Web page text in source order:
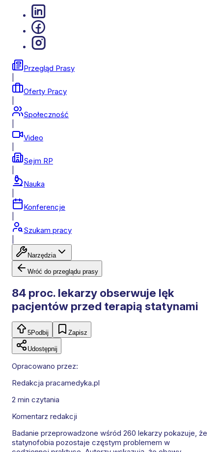
Przegląd Prasy
Oferty Pracy
Społeczność
Video
Sejm RP
Nauka
Konferencje
Szukam pracy
Narzędzia
Wróć do przeglądu prasy
84 proc. lekarzy obserwuje lęk
pacjentów przed terapią statynami
5Podbij Zapisz
Udostępnij
Opracowano przez:
Redakcja pracamedyka.pl
2 min czytania
Komentarz redakcji
Badanie przeprowadzone wśród 260 lekarzy pokazuje, że
statynofobia pozostaje częstym problemem w